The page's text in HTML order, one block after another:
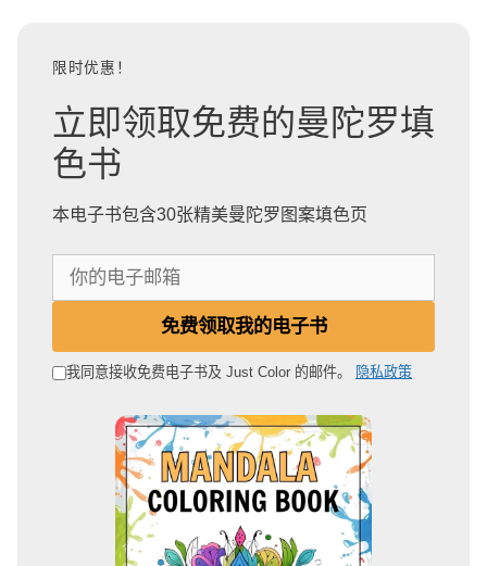
限时优惠！
立即领取免费的曼陀罗填
色书
本电子书包含30张精美曼陀罗图案填色页
邮
免费领取我的电子书
我同意接收免费电子书及 Just Color 的邮件。 隐私政策